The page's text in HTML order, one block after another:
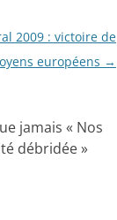
2009 : victoire de
européens →
jamais « Nos
débridée»